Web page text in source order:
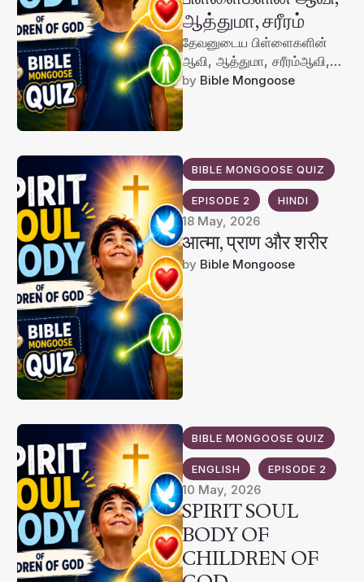
ஆத்துமா, சரீரம்
தேவனுடைய பிள்ளைகளின்
ஆவி, ஆத்துமா, சரீரம்ஆவி,
ஆத்துமா, சரீரம் குறித்து நாம்
ஏன் படிக்க வேண்டும்?எபிரெயர்
511இந்த
விஸ்தாரமாய்ப் பேசலாம்; நீங்கள்
…
by Bible Mongoose
BIBLE MONGOOSE QUIZ
EPISODE 2 HINDI
18 May, 2026
आत्मा, प्राण और शरीर
by Bible Mongoose
BIBLE MONGOOSE QUIZ
ENGLISH EPISODE 2
10 May, 2026
SPIRIT SOUL
BODY OF
CHILDREN OF